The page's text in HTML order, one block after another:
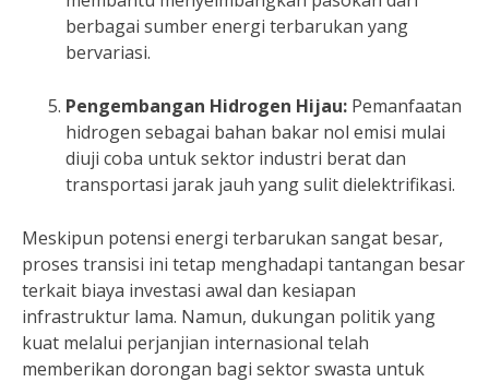
berbagai sumber energi terbarukan yang
bervariasi.
Pengembangan Hidrogen Hijau: Pemanfaatan
hidrogen sebagai bahan bakar nol emisi mulai
diuji coba untuk sektor industri berat dan
transportasi jarak jauh yang sulit dielektrifikasi.
Meskipun potensi energi terbarukan sangat besar,
proses transisi ini tetap menghadapi tantangan besar
terkait biaya investasi awal dan kesiapan
infrastruktur lama. Namun, dukungan politik yang
kuat melalui perjanjian internasional telah
memberikan dorongan bagi sektor swasta untuk